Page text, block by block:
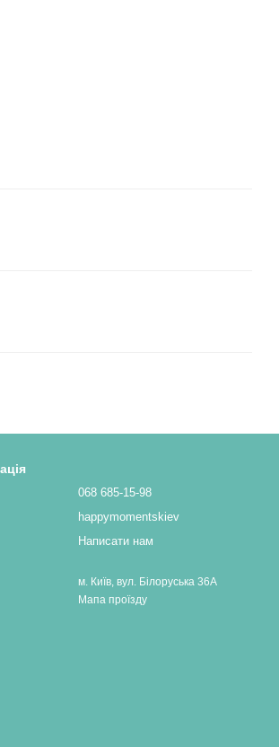
068 685-15-98
happymomentskiev
Написати нам
м. Київ, вул. Білоруська 36А
Мапа проїзду